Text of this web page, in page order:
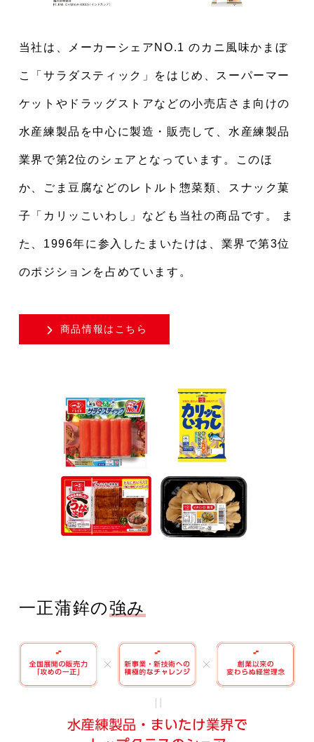
当社は、メーカーシェアNO.1 のカニ風味かまぼ
こ「サラダスティック」をはじめ、スーパーマー
ケットやドラッグストアなどの小売店さま向けの
水産練製品を中心に製造・販売して、水産練製品
業界で第2位のシェアとなっています。このほ
か、ごま豆腐などのレトルト惣菜類、スナック菓
子「カリッこいわし」なども当社の商品です。 ま
た、1996年に参入したまいたけは、業界で第3位
のポジションを占めています。
商品情報はこちら
一正蒲鉾の強み